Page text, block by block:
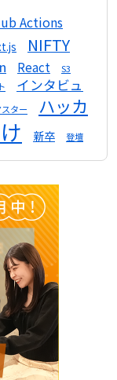
Actions
NIFTY
React S3
インタビュ
ター
ハッカ
新卒 登壇